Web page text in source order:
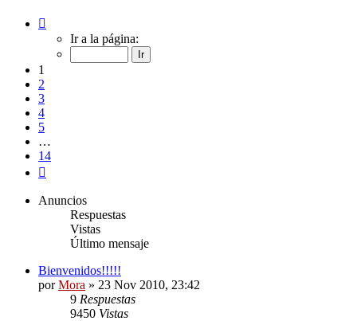
Ir a la página:
1
2
3
4
5
…
14
Anuncios
Respuestas
Vistas
Último mensaje
Bienvenidos!!!!!
porMora » 23 Nov 2010, 23:42
9 Respuestas
9450 Vistas